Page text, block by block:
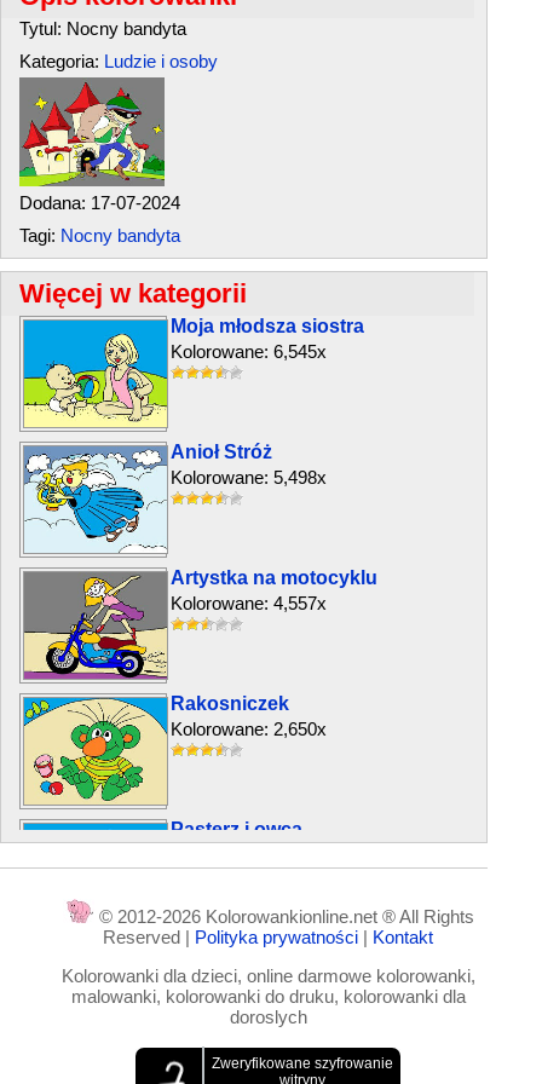
Tytul: Nocny bandyta
Kategoria: Ludzie i osoby
Dodana: 17-07-2024
Tagi: Nocny bandyta
Więcej w kategorii
Moja młodsza siostra
Kolorowane: 6,545x
Anioł Stróż
Kolorowane: 5,498x
Artystka na motocyklu
Kolorowane: 4,557x
Rakosniczek
Kolorowane: 2,650x
Pasterz i owca
Kolorowane: 1,933x
© 2012-2026 Kolorowankionline.net ® All Rights
Reserved | Polityka prywatności | Kontakt
Kolorowanki dla dzieci, online darmowe kolorowanki,
malowanki, kolorowanki do druku, kolorowanki dla
doroslych